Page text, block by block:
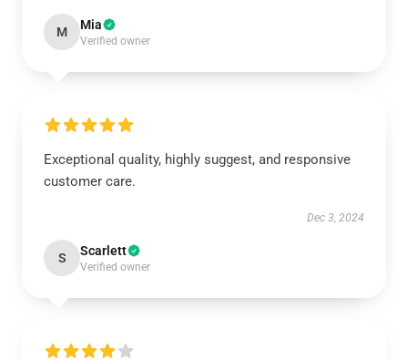
M Mia
Verified owner
Exceptional quality, highly suggest, and responsive
customer care.
Dec 3, 2024
S Scarlett
Verified owner